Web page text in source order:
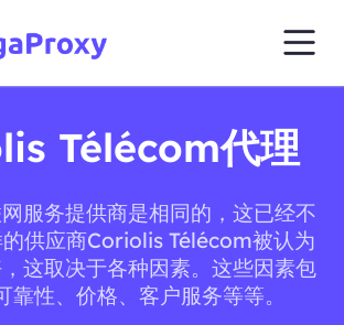
Télécom代理
服务提供商是相同的，这已经不
供应商Coriolis Télécom被认为
这取决于各种因素。这些因素包
靠性、价格、客户服务等等。